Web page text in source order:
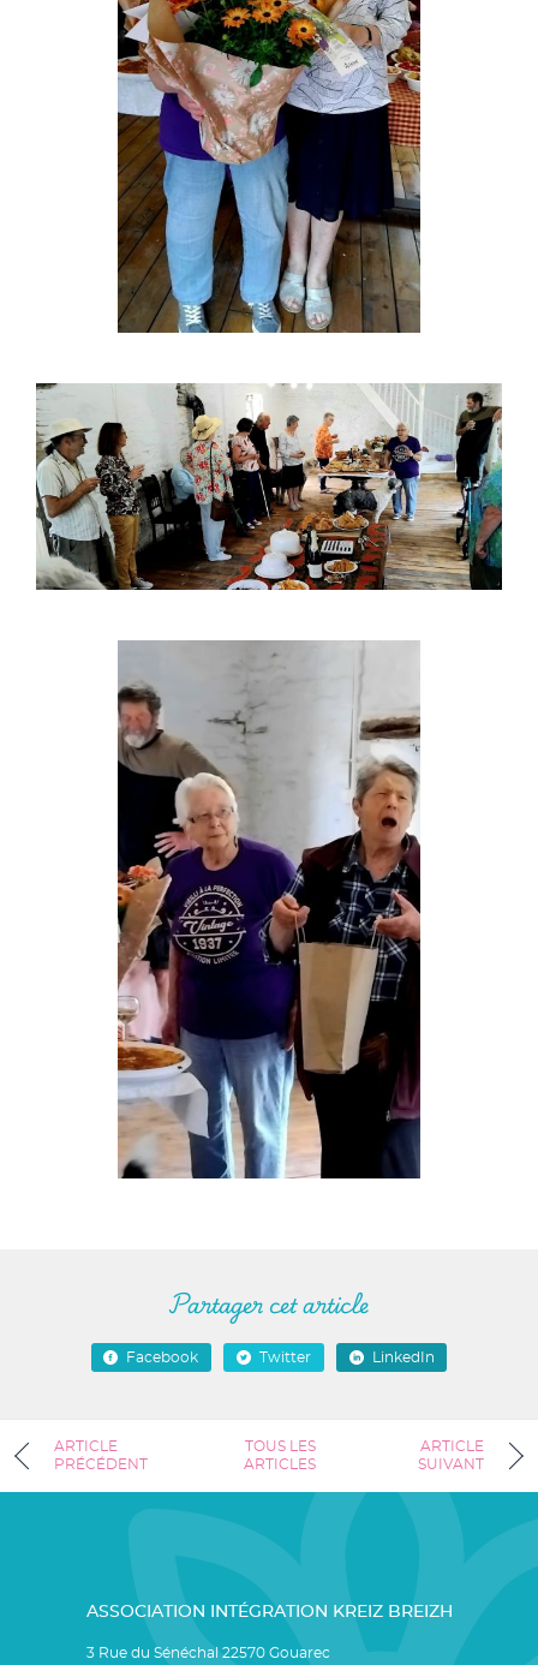
Partager cet article
Facebook Twitter LinkedIn
ARTICLE
PRÉCÉDENT
TOUS LES
ARTICLES
ARTICLE
SUIVANT
ASSOCIATION INTÉGRATION KREIZ BREIZH
3 Rue du Sénéchal 22570 Gouarec